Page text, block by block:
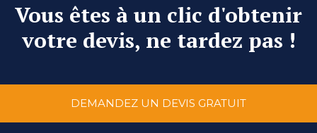
Vous êtes à un clic d'obtenir
votre devis, ne tardez pas !
DEMANDEZ UN DEVIS GRATUIT